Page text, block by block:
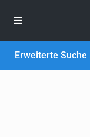
Erweiterte Suche